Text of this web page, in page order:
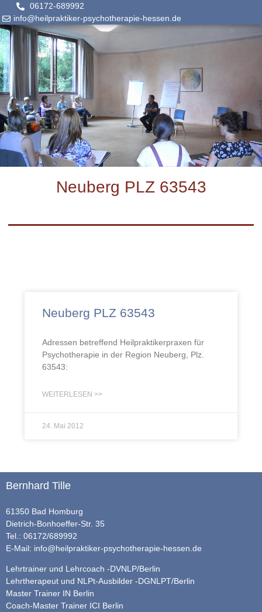
06172-689992
info@heilpraktiker-psychotherapie-hessen.de
Neuberg PLZ 63543
Neuberg PLZ 63543
Adressen betreffend Heilpraktikerpraxen für
Psychotherapie in der Region Neuberg, Plz.
63543:
WEITERLESEN >>
24. Mai 2012
Bernhard Tille
61350 Bad Homburg
Dietrich-Bonhoeffer-Str. 35
Tel.: 06172/689992
E-Mail: info@heilpraktiker-psychotherapie-hessen.de
Lehrtrainer und Lehrcoach -DVNLP/Berlin
Lehrtherapeut und NLPt-Ausbilder -DGNLPT/Berlin
Master Trainer IN Berlin
Coach-Master Trainer ICI Berlin